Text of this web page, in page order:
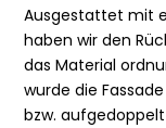
Ausgestattet mit
haben wir den
das Material
wurde die
bzw.